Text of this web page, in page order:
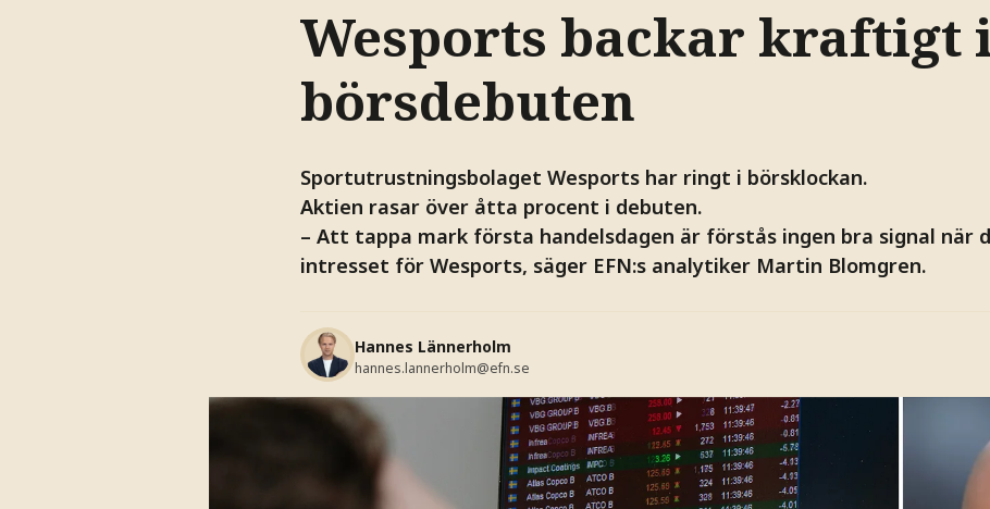
Wesports backar kraftigt
börsdebuten
Sportutrustningsbolaget Wesports har ringt i börsklockan.
Aktien rasar över åtta procent i debuten.
– Att tappa mark första handelsdagen är förstås ingen bra signal när
intresset för Wesports, säger EFN:s analytiker Martin Blomgren.
Hannes Lännerholm
hannes.lannerholm@efn.se